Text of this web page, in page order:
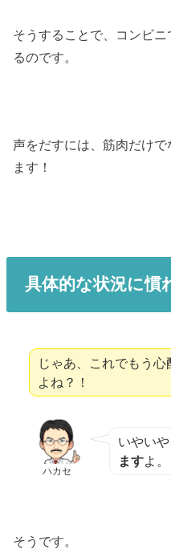
そうすることで、コンビ
るのです。
声をだすには、筋肉だけで
ます！
具体的な状況に慣
じゃあ、これでもう心
よね？！
ハカセ
いやい
ます よ。
そうです。